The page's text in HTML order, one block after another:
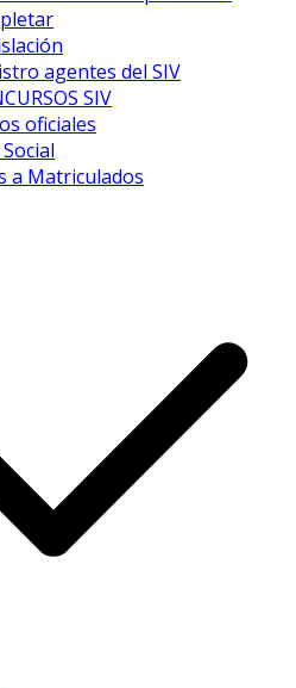
agentes del SIV
SIV
oficiales
a Matriculados